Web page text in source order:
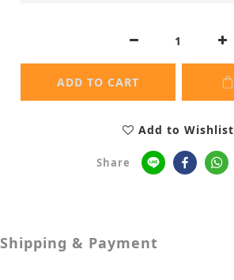
ADD TO CART
Add to Wishlist
Share
Shipping & Payment